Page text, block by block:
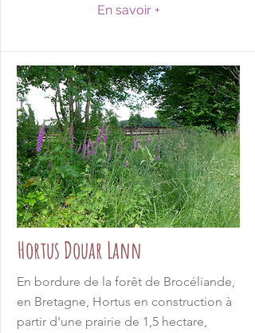
En savoir +
Hortus Douar Lann
En bordure de la forêt de Brocéliande,
en Bretagne, Hortus en construction à
partir d'une prairie de 1,5 hectare,